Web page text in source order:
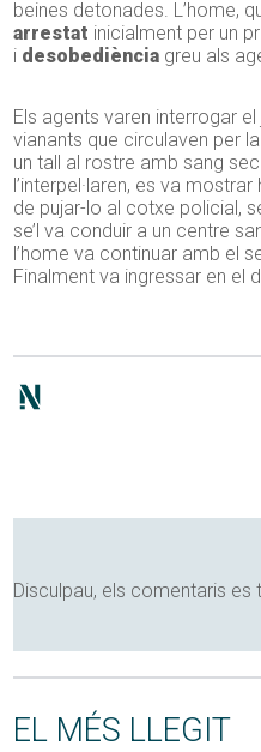
beines detonades. L’home,
arrestat inicialment per un
i desobediència greu als
Els agents varen interrogar
vianants que circulaven per
un tall al rostre amb sang
l’interpel·laren, es va
de pujar-lo al cotxe policial,
se’l va conduir a un centre
l’home va continuar amb el
Finalment va ingressar en el
Disculpau, els comentaris es
EL MÉS LLEGIT